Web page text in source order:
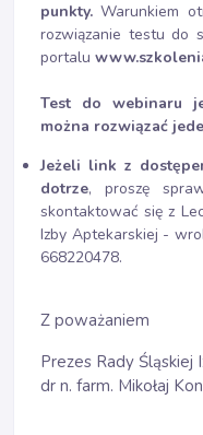
punkty. Warunkiem
rozwiązanie testu do
portalu
Test do webinaru
można rozwiązać
Jeżeli link z
dotrze, proszę
skontaktować się z
Izby Aptekarskiej -
668220478.
Z poważaniem
Prezes Rady Śląskiej
dr n. farm. Mikołaj